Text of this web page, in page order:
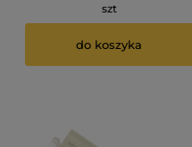
szt
do koszyka